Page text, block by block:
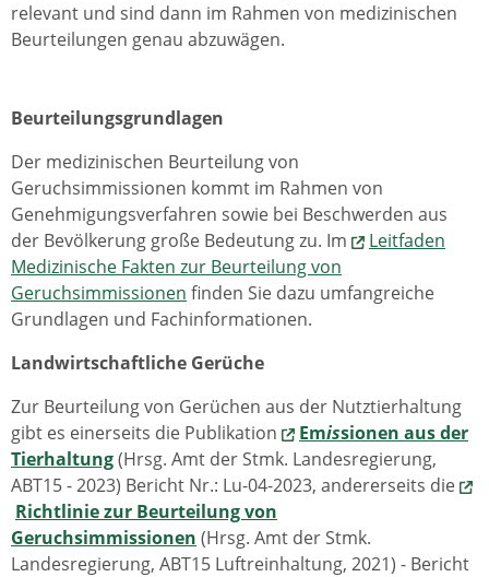
relevant und sind dann im Rahmen von medizinischen
Beurteilungen genau abzuwägen.
Beurteilungsgrundlagen
Der medizinischen Beurteilung von
Geruchsimmissionen kommt im Rahmen von
Genehmigungsverfahren sowie bei Beschwerden aus
der Bevölkerung große Bedeutung zu. Im
Leitfaden
Medizinische Fakten zur Beurteilung von
Geruchsimmissionen finden Sie dazu umfangreiche
Grundlagen und Fachinformationen.
Landwirtschaftliche Gerüche
Zur Beurteilung von Gerüchen aus der Nutztierhaltung
gibt es einerseits die Publikation
Emissionen aus der
Tierhaltung(Hrsg. Amt der Stmk. Landesregierung,
ABT15 - 2023) Bericht Nr.: Lu-04-2023, andererseits die
Richtlinie zur Beurteilung von
Geruchsimmissionen (Hrsg. Amt der Stmk.
Landesregierung, ABT15 Luftreinhaltung, 2021) - Bericht